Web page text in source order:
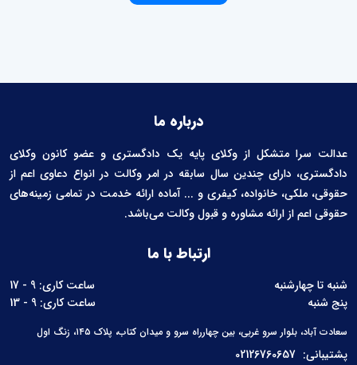
درباره ما
عدالت سرا متشکل از وکلای پایه یک دادگستری و عضو کانون وکلای
دادگستری، دارای چندین سال سابقه در امر وکالت در انواع دعاوی اعم از
حقوقی، ملکی، خانواده، کیفری و ... آماده ارائه خدمت در تمامی زمینه‌های
حقوقی اعم از ارائه مشاوره و قبول وکالت می‌باشد.
ارتباط با ما
شنبه تا چهارشنبه
ساعت کاری: 9 - 17
پنج شنبه
ساعت کاری: 9 - 13
سعادت آباد، بلوار سرو غربی، بین چهارراه سرو و میدان کتاب، پلاک ۱۴۵، زنگ اول
پشتیبانی: 02126760657